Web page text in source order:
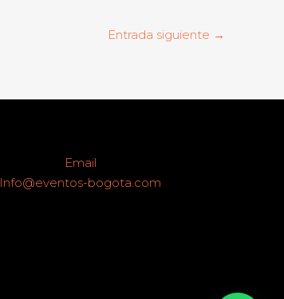
Entrada siguiente →
Email
Info@eventos-bogota.com